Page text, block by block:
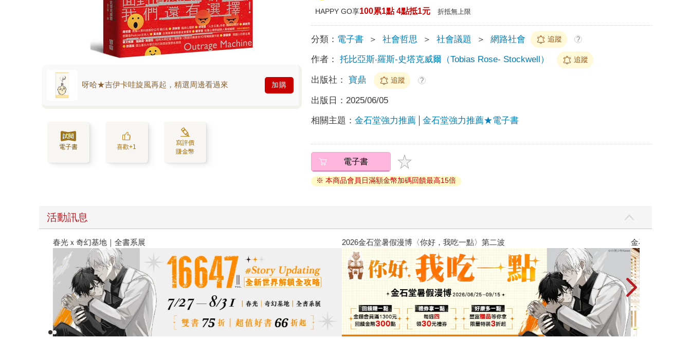
呀哈★吉伊卡哇旋風再起，精選周邊看過來 加購
電子書 喜歡+1
寫評價
賺金幣
HAPPY GO享100累1點 4點抵1元 折抵無上限
分類： 電子書 ＞ 社會哲思 ＞ 社會議題 ＞ 網路社會 追蹤 ?
作者： 托比亞斯‧羅斯-史塔克威爾（Tobias Rose- Stockwell） 追蹤
出版社： 寶鼎 追蹤 ?
出版日： 2025/06/05
相關主題：金石堂強力推薦 金石堂強力推薦★電子書
電子書
※ 本商品會員日滿額金幣加碼回饋最高15倍
活動訊息
春光ｘ奇幻基地｜全書系展 2026金石堂暑假漫博〈你好，我吃一點〉第二波 金石堂2026海